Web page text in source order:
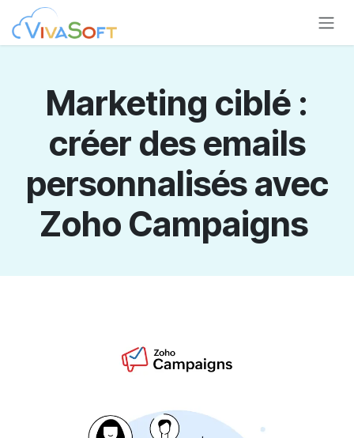
Se rendre au contenu
Marketing ciblé :
créer des emails
personnalisés avec
Zoho Campaigns